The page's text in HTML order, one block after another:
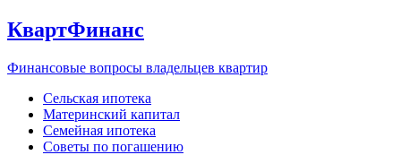
КвартФинанс
Финансовые вопросы владельцев квартир
Сельская ипотека
Материнский капитал
Семейная ипотека
Советы по погашению